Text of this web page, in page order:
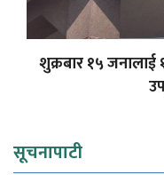
शुक्रबार १५
सूचनापाटी